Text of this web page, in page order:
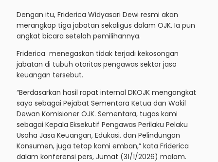
Dengan itu, Friderica Widyasari Dewi resmi akan
merangkap tiga jabatan sekaligus dalam OJK. Ia pun
angkat bicara setelah pemilihannya.
Friderica menegaskan tidak terjadi kekosongan
jabatan di tubuh otoritas pengawas sektor jasa
keuangan tersebut.
“Berdasarkan hasil rapat internal DKOJK mengangkat
saya sebagai Pejabat Sementara Ketua dan Wakil
Dewan Komisioner OJK. Sementara, tugas kami
sebagai Kepala Eksekutif Pengawas Perilaku Pelaku
Usaha Jasa Keuangan, Edukasi, dan Pelindungan
Konsumen, juga tetap kami emban,” kata Friderica
dalam konferensi pers, Jumat (31/1/2026) malam.